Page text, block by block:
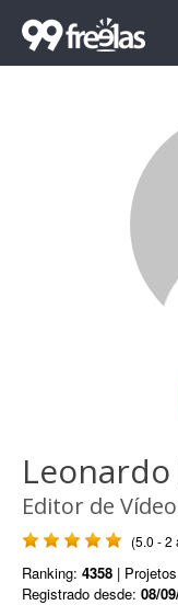
Leonardo
Editor de
(5.0 - 2
Ranking: 4358 |
Registrado desde: 08/